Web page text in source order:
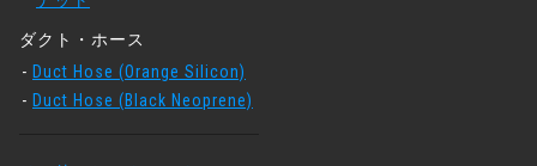
ダクト・ホース
Duct Hose (Orange Silicon)
Duct Hose (Black Neoprene)